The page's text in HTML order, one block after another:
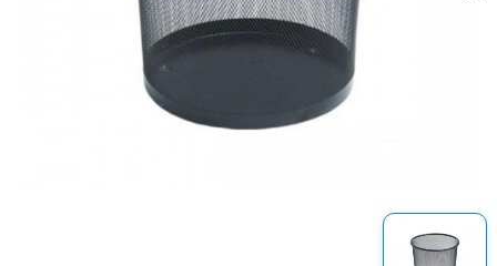
دستگاه صحافی و پرس
هدایا و ست مدیریتی
مقایسه